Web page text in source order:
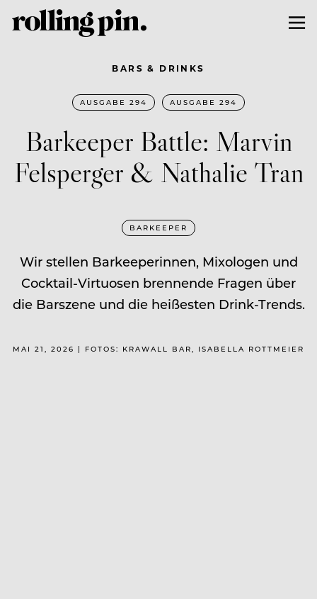
BARS & DRINKS
AUSGABE 294 AUSGABE 294
Barkeeper Battle: Marvin
Felsperger & Nathalie Tran
BARKEEPER
Wir stellen Barkeeperinnen, Mixologen und
Cocktail-Virtuosen brennende Fragen über
die Barszene und die heißesten Drink-Trends.
MAI 21, 2026 | FOTOS: KRAWALL BAR, ISABELLA ROTTMEIER